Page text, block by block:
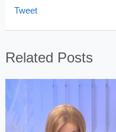
Tweet
Related Posts